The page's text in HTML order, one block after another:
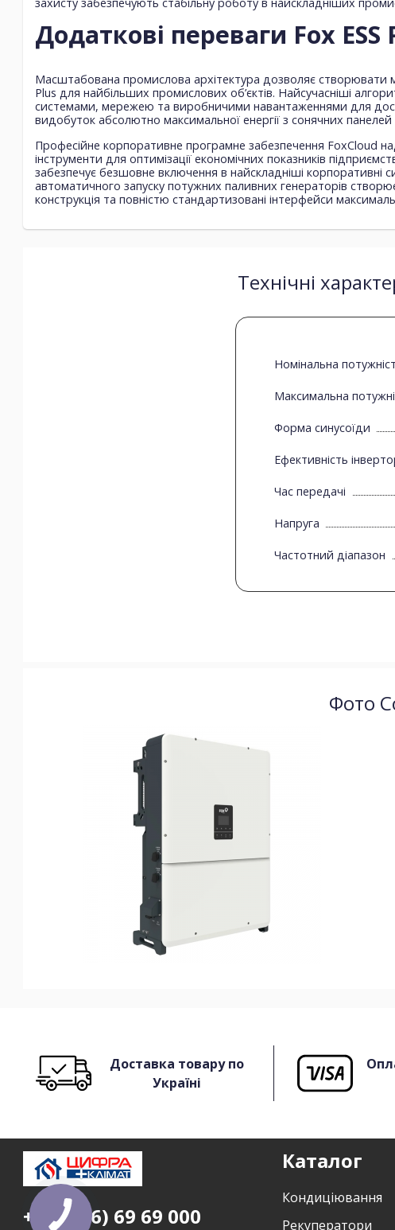
Додаткові переваги Fox ESS
Масштабована промислова архітектура дозволяє створювати
Plus для найбільших промислових об’єктів. Найсучасніші
системами, мережею та виробничими навантаженнями для
видобуток абсолютно максимальної енергії з сонячних
Професійне корпоративне програмне забезпечення FoxCloud
інструменти для оптимізації економічних показників
забезпечує безшовне включення в найскладніші корпоративні
автоматичного запуску потужних паливних генераторів
конструкція та повністю стандартизовані інтерфейси
Технічні
Номінальна
Максимальна
Форма синусоїди
Ефективність
Час передачі
Напруга
Частотний діапазон
Фото
Доставка товару по
Україні
+38 (096) 69 69 000
Каталог
Кондиціювання
Рекуператори